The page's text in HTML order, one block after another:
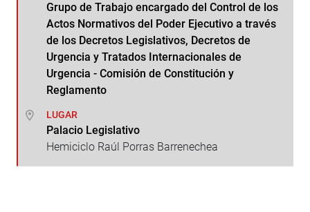
Grupo de Trabajo encargado del Control de los
Actos Normativos del Poder Ejecutivo a través
de los Decretos Legislativos, Decretos de
Urgencia y Tratados Internacionales de
Urgencia - Comisión de Constitución y
Reglamento
LUGAR
Palacio Legislativo
Hemiciclo Raúl Porras Barrenechea